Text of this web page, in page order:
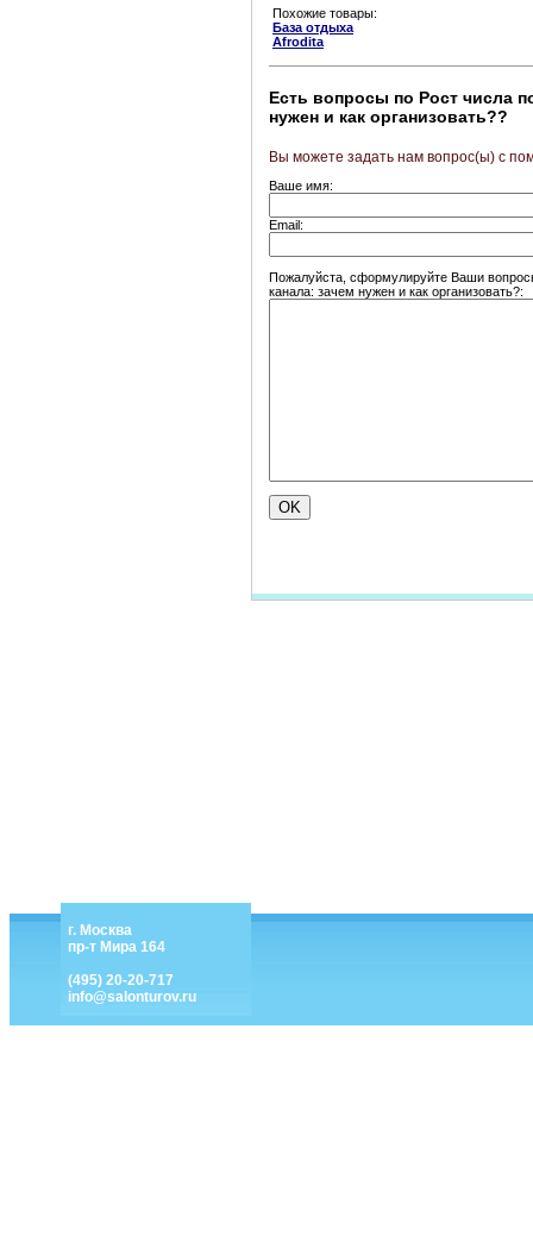
Похожие товары:
База отдыха
Afrodita
Есть вопросы по Рост числа
нужен и как организовать??
Вы можете задать нам вопрос(ы) с
Ваше имя:
Email:
Пожалуйста, сформулируйте Ваши
канала: зачем нужен и как организовать?:
г. Москва
пр-т Мира 164
(495) 20-20-717
info@salonturov.ru